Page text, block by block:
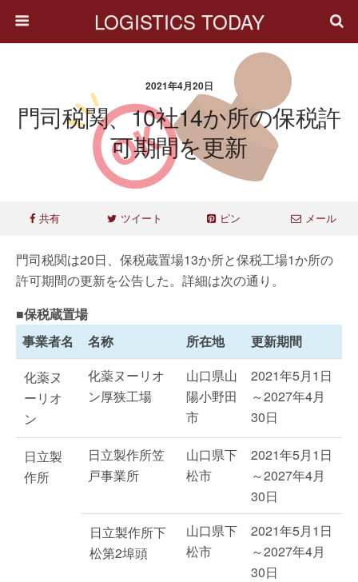
LOGISTICS TODAY
2021年4月20日
門司税関、10社14か所の保税許
可期間を更新
共有 ツイート ピン メール
門司税関は20日、保税蔵置場13か所と保税工場1か所の
許可期間の更新を公告した。詳細は次の通り。
■保税蔵置場
事業者名
名称 所在地
更新期間
化薬ヌ
ーリオ
ン
化薬ヌーリオ
ン厚狭工場
山口県山
陽小野田
市
2021年5月1日
～2027年4月
30日
日立製
作所
日立製作所笠
戸事業所
山口県下
松市
2021年5月1日
～2027年4月
30日
日立製作所下
松第2埠頭
山口県下
松市
2021年5月1日
～2027年4月
30日